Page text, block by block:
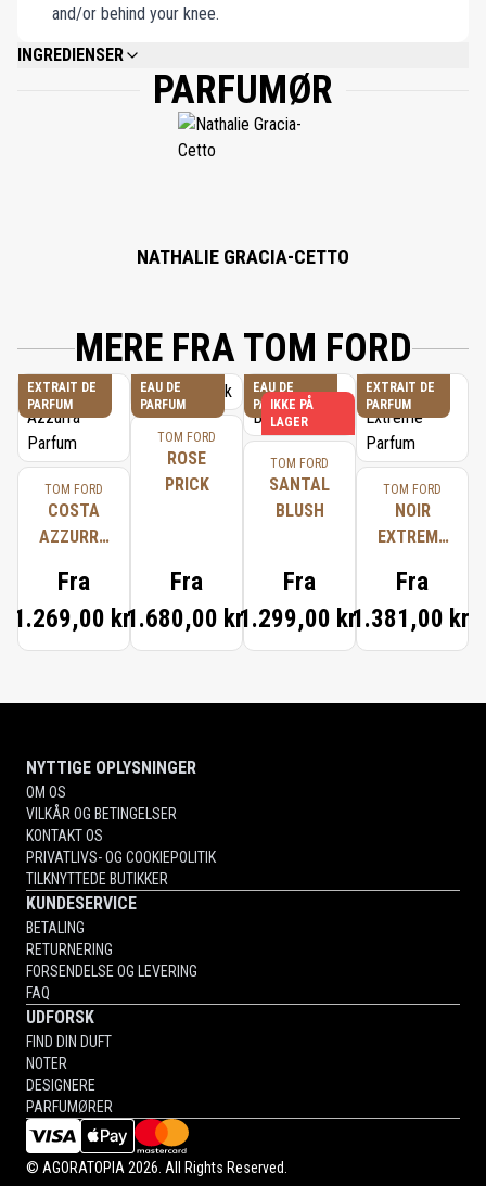
and/or behind your knee.
INGREDIENSER
ALCOHOL DENAT., FRAGRANCE (PARFUM), WATER/AQUA/EAU, LIMONENE,
TOCOPHEROL, LINALOOL, BENZYL SALICYLATE, ALPHA-ISOMETHYL
IONONE, HEXYL CINNAMAL, FARNESOL, CITRAL, CINNAMYL ALCOHOL,
COUMARIN, BENZYL BENZOATE, GERANIOL, EUGENOL, CITRONELLOL,
PARFUMØR
NATHALIE GRACIA-CETTO
MERE FRA TOM FORD
EXTRAIT DE
PARFUM
TOM FORD
COSTA
AZZURRA
Fra
1.269,00 kr.
EAU DE
PARFUM
TOM FORD
ROSE
PRICK
Fra
1.680,00 kr.
EAU DE
PARFUMIKKE PÅ
LAGER
TOM FORD
SANTAL
BLUSH
Fra
1.299,00 kr.
EXTRAIT DE
PARFUM
TOM FORD
NOIR
EXTREME
Fra
1.381,00 kr.
NYTTIGE OPLYSNINGER
OM OS
VILKÅR OG BETINGELSER
KONTAKT OS
PRIVATLIVS- OG COOKIEPOLITIK
TILKNYTTEDE BUTIKKER
KUNDESERVICE
BETALING
RETURNERING
FORSENDELSE OG LEVERING
FAQ
UDFORSK
FIND DIN DUFT
NOTER
DESIGNERE
PARFUMØRER
© AGORATOPIA 2026. All Rights Reserved.